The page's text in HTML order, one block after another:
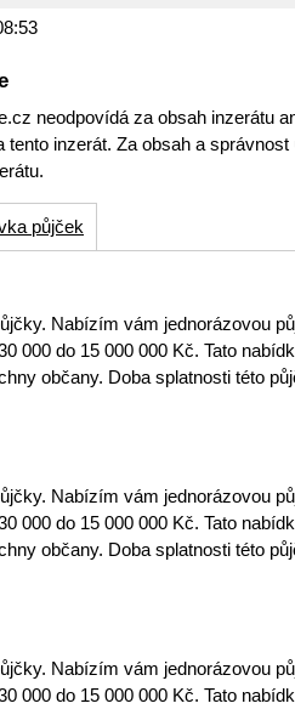
neodpovídá za obsah inzerátu
tento inzerát. Za obsah a
půjček
Nabízím vám jednorázovou
000 do 15 000 000 Kč. Tato
občany. Doba splatnosti této
Nabízím vám jednorázovou
000 do 15 000 000 Kč. Tato
občany. Doba splatnosti této
Nabízím vám jednorázovou
000 do 15 000 000 Kč. Tato